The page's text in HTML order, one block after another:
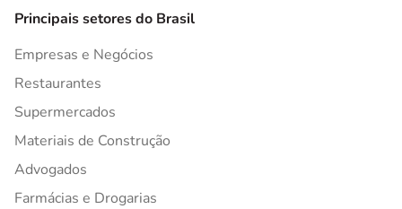
Principais setores do Brasil
Empresas e Negócios
Restaurantes
Supermercados
Materiais de Construção
Advogados
Farmácias e Drogarias